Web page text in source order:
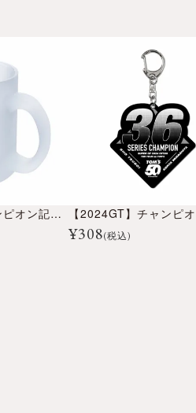
【2024GT】チャンピオン記念フロストマグカップ
¥308(税込)